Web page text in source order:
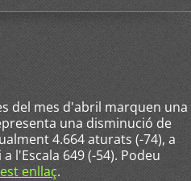
del mes d'abril marquen una
una disminució de
4.664 aturats (-74), a
l'Escala 649 (-54). Podeu
enllaç.